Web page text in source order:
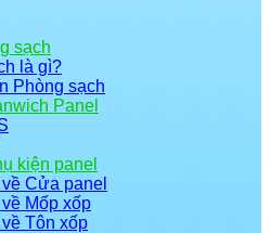
sạch
là gì?
Phòng sạch
Panel
kiện panel
Cửa panel
Mốp xốp
Tôn xốp